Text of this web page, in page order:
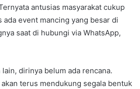
antusias masyarakat cukup
ada event mancing yang besar di
saat di hubungi via WhatsApp,
dirinya belum ada rencana.
terus mendukung segala bentuk